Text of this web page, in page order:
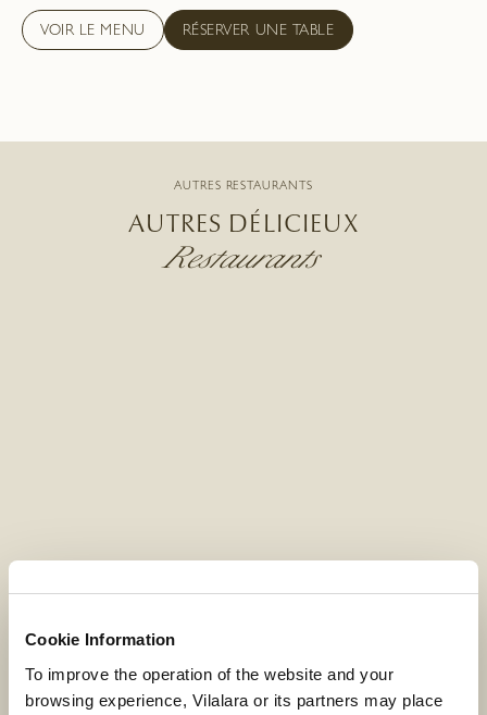
Cookie Information
To improve the operation of the website and your
browsing experience, Vilalara or its partners may place
VOIR LE MENU RÉSERVER UNE TABLE
AUTRES RESTAURANTS
AUTRES DÉLICIEUX
Restaurants
RAIZES
De la Ferme à la Table